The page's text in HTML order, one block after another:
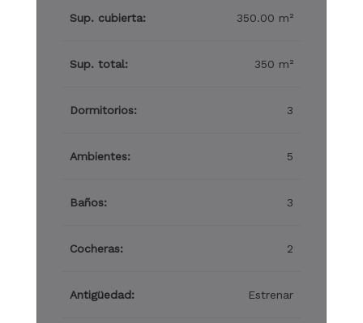
Sup. cubierta: 350.00 m²
Sup. total: 350 m²
Dormitorios: 3
Ambientes: 5
Baños: 3
Cocheras: 2
Antigüedad: Estrenar